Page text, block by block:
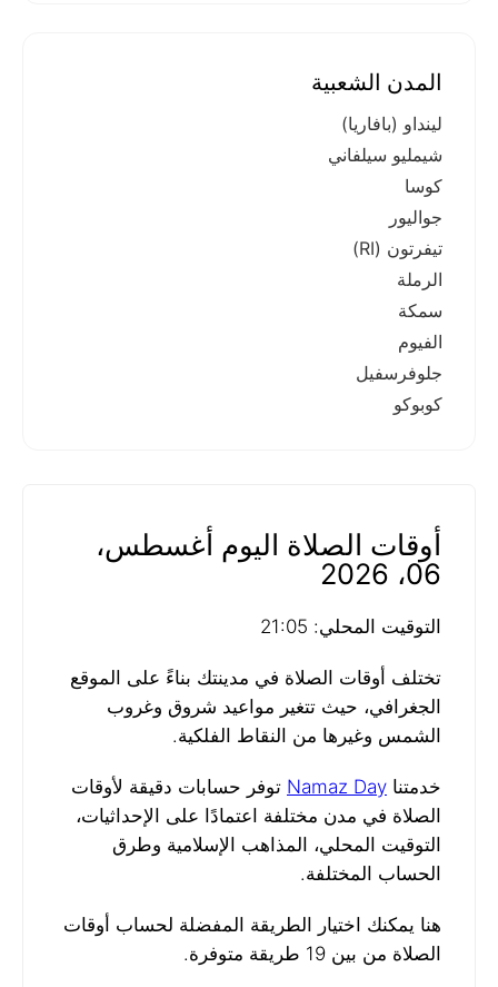
المدن الشعبية
لينداو (بافاريا)
شيمليو سيلفاني
كوسا
جواليور
تيفرتون (RI)
الرملة
سمكة
الفيوم
جلوفرسفيل
كوبوكو
أوقات الصلاة اليوم أغسطس،
06، 2026
التوقيت المحلي: 21:05
تختلف أوقات الصلاة في مدينتك بناءً على الموقع
الجغرافي، حيث تتغير مواعيد شروق وغروب
الشمس وغيرها من النقاط الفلكية.
خدمتنا Namaz Day توفر حسابات دقيقة لأوقات
الصلاة في مدن مختلفة اعتمادًا على الإحداثيات،
التوقيت المحلي، المذاهب الإسلامية وطرق
الحساب المختلفة.
هنا يمكنك اختيار الطريقة المفضلة لحساب أوقات
الصلاة من بين 19 طريقة متوفرة.